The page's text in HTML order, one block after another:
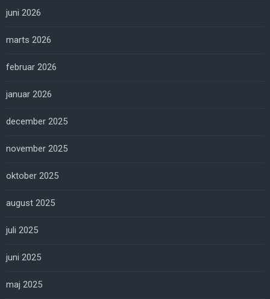
juni 2026
marts 2026
februar 2026
januar 2026
december 2025
november 2025
oktober 2025
august 2025
juli 2025
juni 2025
maj 2025